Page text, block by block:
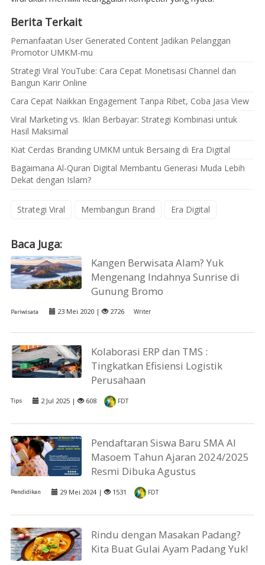
Berita Terkait
Pemanfaatan User Generated Content Jadikan Pelanggan
Promotor UMKM-mu
Strategi Viral YouTube: Cara Cepat Monetisasi Channel dan
Bangun Karir Online
Cara Cepat Naikkan Engagement Tanpa Ribet, Coba Jasa View
Viral Marketing vs. Iklan Berbayar: Strategi Kombinasi untuk
Hasil Maksimal
Kiat Cerdas Branding UMKM untuk Bersaing di Era Digital
Bagaimana Al-Quran Digital Membantu Generasi Muda Lebih
Dekat dengan Islam?
Strategi Viral Membangun Brand Era Digital
Baca Juga:
Kangen Berwisata Alam? Yuk
Mengenang Indahnya Sunrise di
Gunung Bromo
Pariwisata 23 Mei 2020 | 2726 Writer
Kolaborasi ERP dan TMS :
Tingkatkan Efisiensi Logistik
Perusahaan
Tips 2 Jul 2025 | 608 FDT
Pendaftaran Siswa Baru SMA Al
Masoem Tahun Ajaran 2024/2025
Resmi Dibuka Agustus
Pendidikan 29 Mei 2024 | 1531 FDT
Rindu dengan Masakan Padang?
Kita Buat Gulai Ayam Padang Yuk!